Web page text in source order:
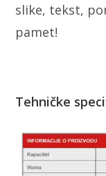
slike, tekst,
pamet!
Tehničke